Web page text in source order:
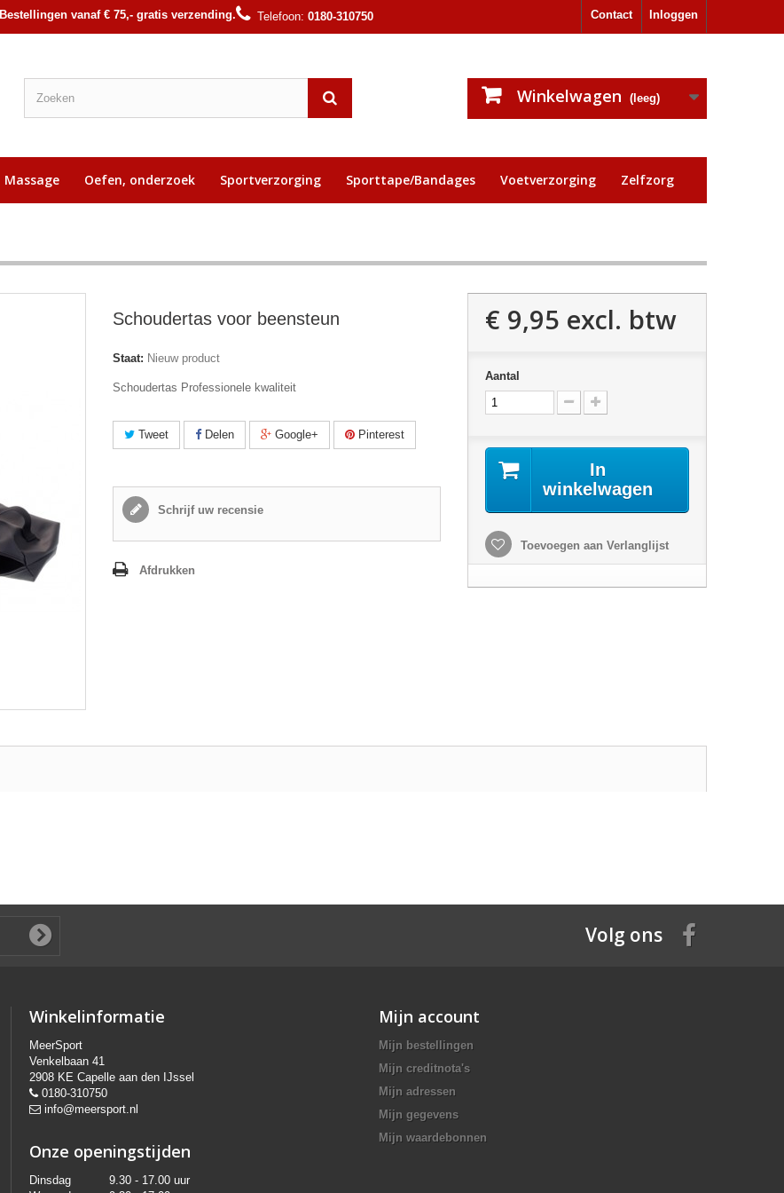
Bestellingen vanaf € 75,- gratis verzending. Inloggen
Contact
Telefoon: 0180-310750
Winkelwagen (leeg)
Massage Oefen, onderzoek Sportverzorging Sporttape/Bandages Voetverzorging Zelfzorg
Schoudertas voor beensteun
Staat: Nieuw product
Schoudertas Professionele kwaliteit
Tweet Delen Google+ Pinterest
Schrijf uw recensie
Afdrukken
€ 9,95 excl. btw
Aantal
In
winkelwagen
Toevoegen aan Verlanglijst
Volg ons
Winkelinformatie
MeerSport
Venkelbaan 41
2908 KE Capelle aan den IJssel
0180-310750
info@meersport.nl
Onze openingstijden
Dinsdag
9.30 - 17.00 uur
Mijn account
Mijn bestellingen
Mijn creditnota's
Mijn adressen
Mijn gegevens
Mijn waardebonnen